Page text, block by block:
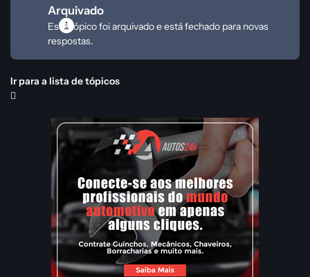
Arquivado
Este tópico foi arquivado e está fechado para novas
respostas.
Ir para a lista de tópicos